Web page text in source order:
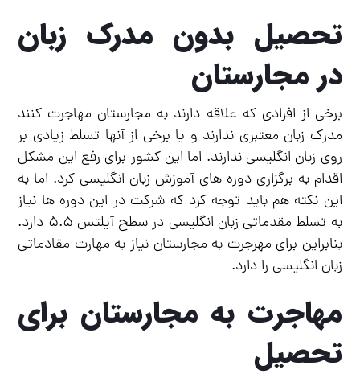
تحصیل بدون مدرک زبان
در مجارستان
برخی از افرادی که علاقه دارند به مجارستان مهاجرت کنند
مدرک زبان معتبری ندارند و یا برخی از آنها تسلط زیادی بر
روی زبان انگلیسی ندارند. اما این کشور برای رفع این مشکل
اقدام به برگزاری دوره های آموزش زبان انگلیسی کرد. اما به
این نکته هم باید توجه کرد که شرکت در این دوره ها نیاز
به تسلط مقدماتی زبان انگلیسی در سطح آیلتس ۵.۵ دارد.
بنابراین برای مهرجرت به مجارستان نیاز به مهارت مقادماتی
زبان انگلیسی را دارد.
مهاجرت به مجارستان برای
تحصیل